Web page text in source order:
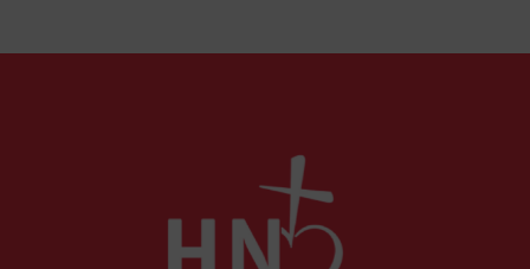
l’ordre et de l’autorité judiciaire pour fustiger